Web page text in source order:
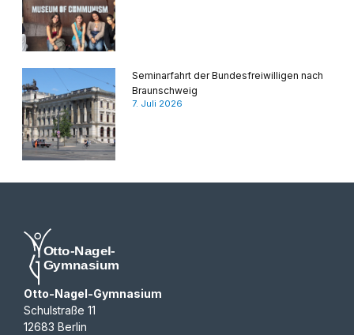
Seminarfahrt der Bundesfreiwilligen nach
Braunschweig
7. Juli 2026
Otto-Nagel-Gymnasium
Schulstraße 11
12683 Berlin